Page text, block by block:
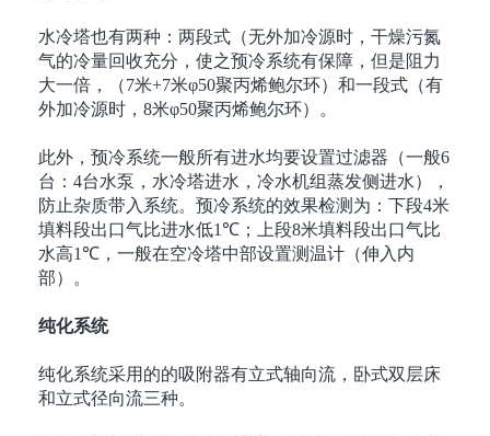
水冷塔也有两种：两段式（无外加冷源时，干燥污氮
气的冷量回收充分，使之预冷系统有保障，但是阻力
大一倍，（7米+7米φ50聚丙烯鲍尔环）和一段式（有
外加冷源时， 8米φ50聚丙烯鲍尔环）。
此外，预冷系统一般所有进水均要设置过滤器（一般6
台： 4台水泵，水冷塔进水，冷水机组蒸发侧进水），
防止杂质带入系统。预冷系统的效果检测为：下段4米
填料段出口气比进水低1℃ ；上段8米填料段出口气比
水高1℃ ，一般在空冷塔中部设置测温计（伸入内
部）。
纯化系统
纯化系统采用的的吸附器有立式轴向流，卧式双层床
和立式径向流三种。